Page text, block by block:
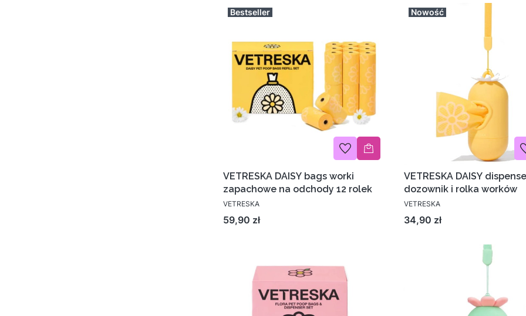
Bestseller
VETRESKA DAISY bags worki
zapachowe na odchody 12 rolek
VETRESKA
Cena
59,90 zł
Nowość
VETRESKA DAISY
dozownik i rolka worków
VETRESKA
Cena
34,90 zł